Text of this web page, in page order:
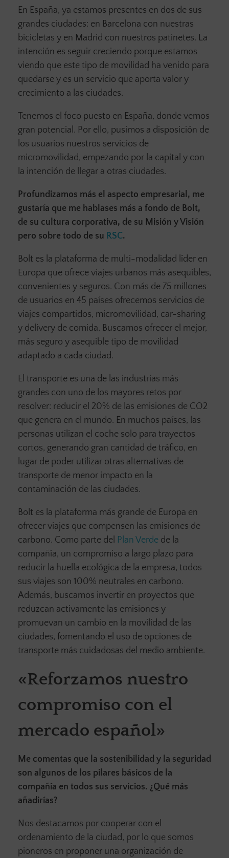
En España, ya estamos presentes en dos de sus
grandes ciudades: en Barcelona con nuestras
bicicletas y en Madrid con nuestros patinetes. La
intención es seguir creciendo porque estamos
viendo que este tipo de movilidad ha venido para
quedarse y es un servicio que aporta valor y
crecimiento a las ciudades.
Tenemos el foco puesto en España, donde vemos
gran potencial. Por ello, pusimos a disposición de
los usuarios nuestros servicios de
micromovilidad, empezando por la capital y con
la intención de llegar a otras ciudades.
Profundizamos más el aspecto empresarial, me
gustaría que me hablases más a fondo de Bolt,
de su cultura corporativa, de su Misión y Visión
pero sobre todo de su RSC.
Bolt es la plataforma de multi-modalidad líder en
Europa que ofrece viajes urbanos más asequibles,
convenientes y seguros. Con más de 75 millones
de usuarios en 45 países ofrecemos servicios de
viajes compartidos, micromovilidad, car-sharing
y delivery de comida. Buscamos ofrecer el mejor,
más seguro y asequible tipo de movilidad
adaptado a cada ciudad.
El transporte es una de las industrias más
grandes con uno de los mayores retos por
resolver: reducir el 20% de las emisiones de CO2
que genera en el mundo. En muchos países, las
personas utilizan el coche solo para trayectos
cortos, generando gran cantidad de tráfico, en
lugar de poder utilizar otras alternativas de
transporte de menor impacto en la
contaminación de las ciudades.
Bolt es la plataforma más grande de Europa en
ofrecer viajes que compensen las emisiones de
carbono. Como parte del Plan Verde de la
compañía, un compromiso a largo plazo para
reducir la huella ecológica de la empresa, todos
sus viajes son 100% neutrales en carbono.
Además, buscamos invertir en proyectos que
reduzcan activamente las emisiones y
promuevan un cambio en la movilidad de las
ciudades, fomentando el uso de opciones de
transporte más cuidadosas del medio ambiente.
«Reforzamos nuestro
compromiso con el
mercado español»
Me comentas que la sostenibilidad y la seguridad
son algunos de los pilares básicos de la
compañía en todos sus servicios. ¿Qué más
añadirías?
Nos destacamos por cooperar con el
ordenamiento de la ciudad, por lo que somos
pioneros en proponer una organización de